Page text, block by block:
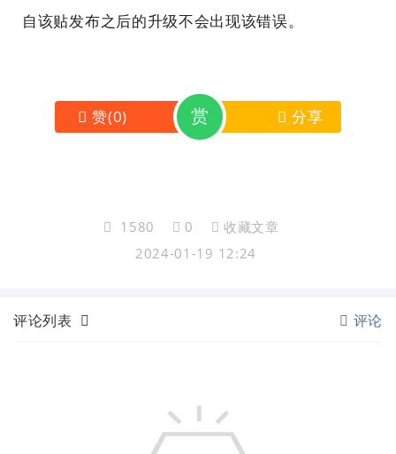
自该贴发布之后的升级不会出现该错误。
赞(0) 赏 分享
1580 0
收藏文章
2024-01-19 12:24
评论列表 评论